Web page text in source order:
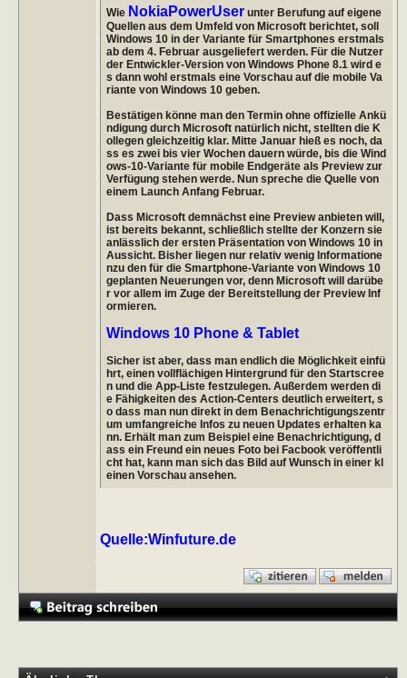
Wie NokiaPowerUserunter Berufung auf eigene
Quellen aus dem Umfeld von Microsoft berichtet, soll
Windows 10 in der Variante für Smartphones erstmals
ab dem 4. Februar ausgeliefert werden. Für die Nutzer
der Entwickler-Version von Windows Phone 8.1 wird e
s dann wohl erstmals eine Vorschau auf die mobile Va
riante von Windows 10 geben.
Bestätigen könne man den Termin ohne offizielle Ankü
ndigung durch Microsoft natürlich nicht, stellten die K
ollegen gleichzeitig klar. Mitte Januar hieß es noch, da
ss es zwei bis vier Wochen dauern würde, bis die Wind
ows-10-Variante für mobile Endgeräte als Preview zur
Verfügung stehen werde. Nun spreche die Quelle von
einem Launch Anfang Februar.
Dass Microsoft demnächst eine Preview anbieten will,
ist bereits bekannt, schließlich stellte der Konzern sie
anlässlich der ersten Präsentation von Windows 10 in
Aussicht. Bisher liegen nur relativ wenig Informatione
nzu den für die Smartphone-Variante von Windows 10
geplanten Neuerungen vor, denn Microsoft will darübe
r vor allem im Zuge der Bereitstellung der Preview Inf
ormieren.
Windows 10 Phone & Tablet
Sicher ist aber, dass man endlich die Möglichkeit einfü
hrt, einen vollflächigen Hintergrund für den Startscree
n und die App-Liste festzulegen. Außerdem werden di
e Fähigkeiten des Action-Centers deutlich erweitert, s
o dass man nun direkt in dem Benachrichtigungszentr
um umfangreiche Infos zu neuen Updates erhalten ka
nn. Erhält man zum Beispiel eine Benachrichtigung, d
ass ein Freund ein neues Foto bei Facbook veröffentli
cht hat, kann man sich das Bild auf Wunsch in einer kl
einen Vorschau ansehen.
Quelle:Winfuture.de